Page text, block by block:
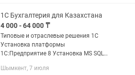
1С Бухгалтерия для Казахстана
4 000 - 64 000 ₸
Типовые и отраслевые решения 1С
Установка платформы
1С:Предприятие 8 Установка MS SQL
всех типовых конфигураций 1С
Шымкент, 7 июля